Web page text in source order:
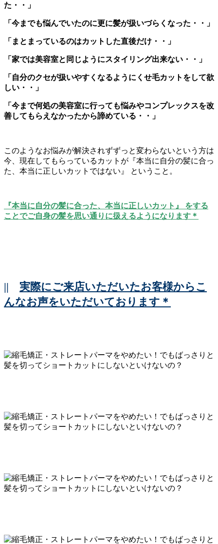
た・・」
「今までも悩んでいたのに更に髪が扱いづらくなった・・」
「まとまっているのはカットした直後だけ・・」
「家では美容室と同じようにスタイリング出来ない・・」
「自分のクセが扱いやすくなるようにくせ毛カットをして欲
しい・・」
「今まで何処の美容室に行っても悩みやコンプレックスを改
善してもらえなかったから諦めている・・」
このようなお悩みが解決されずずっと変わらないという方は
今、現在してもらっているカットが『本当に自分の髪に合っ
た、本当に正しいカットではない』 ということ。
『本当に自分の髪に合った、本当に正しいカット』 をする
ことでご自身の髪を思い通りに扱えるようになります＊
|| 実際にご来店いただいたお客様からこ
んなお声をいただいております＊